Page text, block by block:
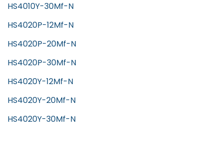
HS4010Y-30Mf-N
HS4020P-12Mf-N
HS4020P-20Mf-N
HS4020P-30Mf-N
HS4020Y-12Mf-N
HS4020Y-20Mf-N
HS4020Y-30Mf-N